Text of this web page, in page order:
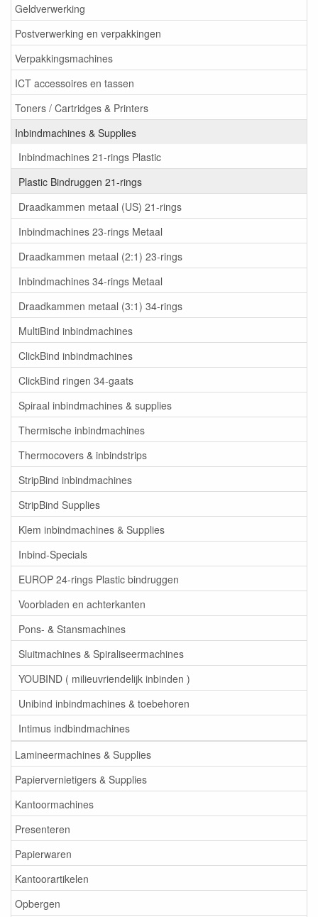
Geldverwerking
Postverwerking en verpakkingen
Verpakkingsmachines
ICT accessoires en tassen
Toners / Cartridges & Printers
Inbindmachines & Supplies
Inbindmachines 21-rings Plastic
Plastic Bindruggen 21-rings
Draadkammen metaal (US) 21-rings
Inbindmachines 23-rings Metaal
Draadkammen metaal (2:1) 23-rings
Inbindmachines 34-rings Metaal
Draadkammen metaal (3:1) 34-rings
MultiBind inbindmachines
ClickBind inbindmachines
ClickBind ringen 34-gaats
Spiraal inbindmachines & supplies
Thermische inbindmachines
Thermocovers & inbindstrips
StripBind inbindmachines
StripBind Supplies
Klem inbindmachines & Supplies
Inbind-Specials
EUROP 24-rings Plastic bindruggen
Voorbladen en achterkanten
Pons- & Stansmachines
Sluitmachines & Spiraliseermachines
YOUBIND ( milieuvriendelijk inbinden )
Unibind inbindmachines & toebehoren
Intimus indbindmachines
Lamineermachines & Supplies
Papiervernietigers & Supplies
Kantoormachines
Presenteren
Papierwaren
Kantoorartikelen
Opbergen